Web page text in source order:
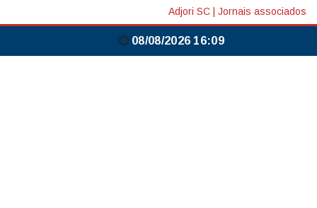
Adjori SC Jornais associados
08/08/2026 16:09